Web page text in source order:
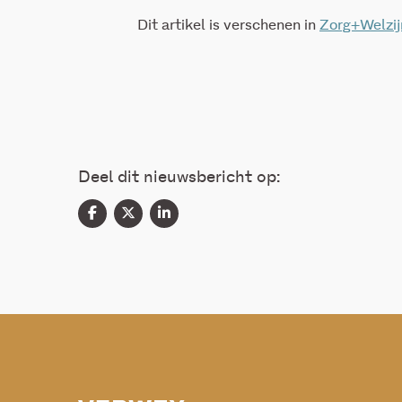
Dit artikel is verschenen in
Deel dit nieuwsbericht op: